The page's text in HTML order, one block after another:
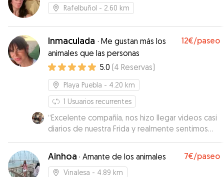
Rafelbuñol - 2.60 km
Inmaculada · Me gustan más los
animales que las personas
12€/paseo
5.0 (4 Reservas)
Playa Puebla - 4.20 km
1 Usuarios recurrentes
“Excelente compañía, nos hizo llegar videos casi
diarios de nuestra Frida y realmente sentimos
que estuvo como en casa, lo que nos tranquilizó
mucho en nuestro viaje. Altamente
recomendable. Mil gracias Inmaculada !!”
Ainhoa · Amante de los animales 7€/paseo
Vinalesa - 4.89 km